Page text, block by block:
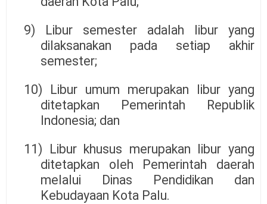
9) Libur semester adalah libur yang
dilaksanakan pada setiap akhir
semester;
10) Libur umum merupakan libur yang
ditetapkan Pemerintah Republik
Indonesia; dan
11) Libur khusus merupakan libur yang
ditetapkan oleh Pemerintah daerah
melalui Dinas Pendidikan dan
Kebudayaan Kota Palu.